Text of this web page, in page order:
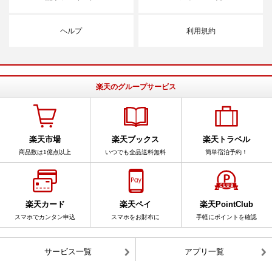
ヘルプ 利用規約
楽天のグループサービス
楽天市場
商品数は1億点以上
楽天ブックス
いつでも全品送料無料
楽天トラベル
簡単宿泊予約！
楽天カード
スマホでカンタン申込
楽天ペイ
スマホをお財布に
楽天PointClub
手軽にポイントを確認
サービス一覧 アプリ一覧